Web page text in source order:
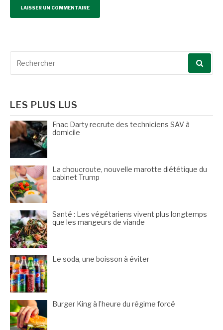
Recherche
LES PLUS LUS
Fnac Darty recrute des techniciens SAV à
domicile
La choucroute, nouvelle marotte diététique du
cabinet Trump
Santé : Les végétariens vivent plus longtemps
que les mangeurs de viande
Le soda, une boisson à éviter
Burger King à l’heure du régime forcé